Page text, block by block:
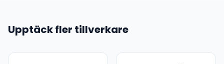
Upptäck fler tillverkare